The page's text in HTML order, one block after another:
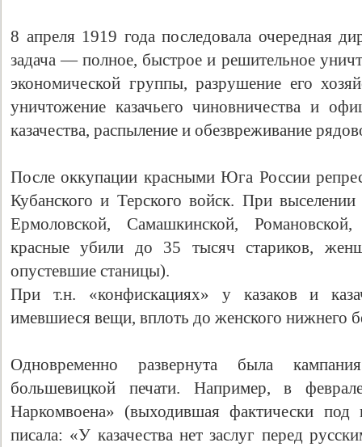
8 апреля 1919 года последовала очередная
задача — полное, быстрое и решительное
экономической группы, разрушение его
уничтожение казачьего чиновничества и
казачества, распыление и обезвреживание
После оккупации красными Юга России
Кубанского и Терского войск. При выселении
Ермоловской, Самашкинской,
красные убили до 35 тысяч стариков,
опустевшие станицы).
При т.н. «конфискациях» у казаков и
имевшиеся вещи, вплоть до женского нижнего
Одновременно развернута была
большевицкой печати. Например, в
Наркомвоена» (выходившая фактически под
писала: «У казачества нет заслуг перед